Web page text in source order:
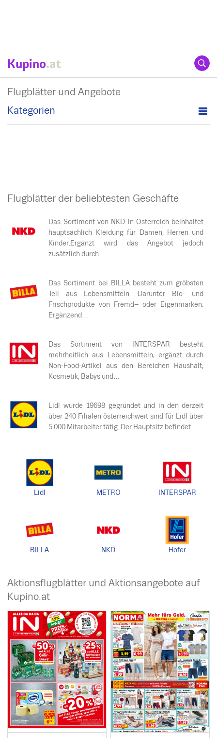
Kupino.at
Flugblätter und Angebote
Kategorien
Flugblätter der beliebtesten Geschäfte
Das Sortiment von NKD in Österreich beinhaltet
hauptsächlich Kleidung für Damen, Herren und
Kinder.Ergänzt wird das Angebot jedoch
zusätzlich durch…
Das Sortiment bei BILLA besteht zum gröbsten
Teil aus Lebensmitteln. Darunter Bio- und
Frischprodukte von Fremd– oder Eigenmarken.
Ergänzend…
Das Sortiment von INTERSPAR besteht
mehrheitlich aus Lebensmitteln, ergänzt durch
Non-Food-Artikel aus den Bereichen Haushalt,
Kosmetik, Babys und…
Lidl wurde 19698 gegründet und in den derzeit
über 240 Filialen österreichweit sind für Lidl über
5.000 Mitarbeiter tätig. Der Hauptsitz befindet…
Lidl METRO INTERSPAR
BILLA NKD Hofer
Aktionsflugblätter und Aktionsangebote auf
Kupino.at